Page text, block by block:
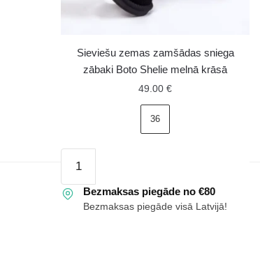
Sieviešu zemas zamšādas sniega
zābaki Boto Shelie melnā krāsā
49.00 €
36
zemas
zamšādas
sniega
Bezmaksas piegāde no €80
Bezmaksas piegāde visā Latvijā!